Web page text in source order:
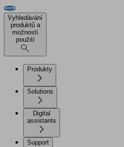
Vyhledávání
produktů a
možností
použití
Produkty
Solutions
Digital
assistants
Support